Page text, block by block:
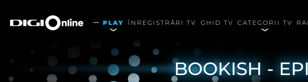
PLAY ÎNREGISTRĂRI TV GHID TV CATEGORII TV
BOOKISH -